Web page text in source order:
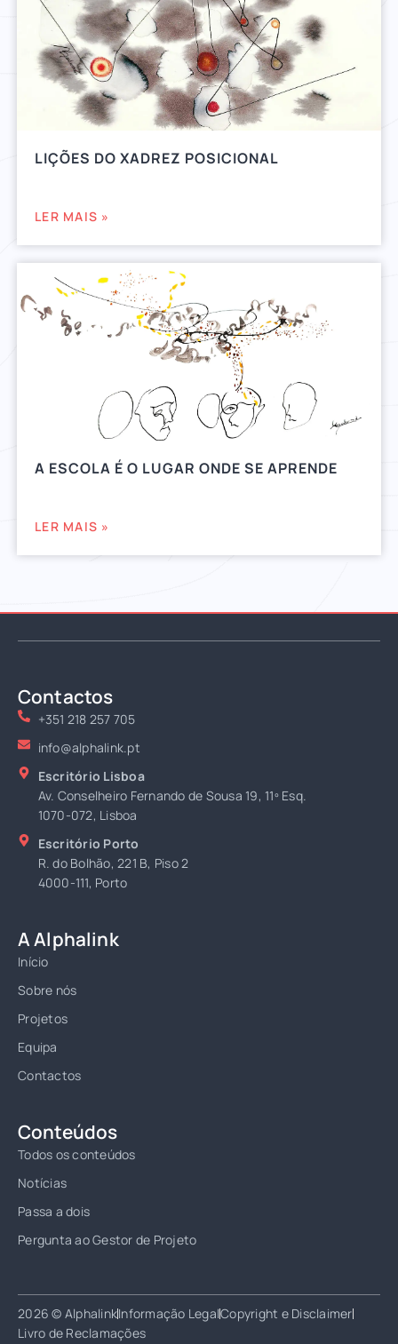
LIÇÕES DO XADREZ POSICIONAL
LER MAIS »
A ESCOLA É O LUGAR ONDE SE APRENDE
LER MAIS »
Contactos
+351 218 257 705
info@alphalink.pt
Escritório Lisboa
Av. Conselheiro Fernando de Sousa 19, 11º Esq.
1070-072, Lisboa
Escritório Porto
R. do Bolhão, 221 B, Piso 2
4000-111, Porto
A Alphalink
Início
Sobre nós
Projetos
Equipa
Contactos
Conteúdos
Todos os conteúdos
Notícias
Passa a dois
Pergunta ao Gestor de Projeto
2026 © AlphalinkInformação LegalCopyright e Disclaimer
Livro de Reclamações